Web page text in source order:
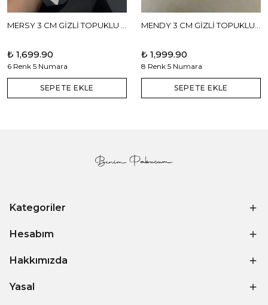
₺ 1,699.90
6 Renk 5 Numara
SEPETE EKLE
₺ 1,999.90
8 Renk 5 Numara
SEPETE EKLE
Kategoriler
Hesabım
Hakkımızda
Yasal